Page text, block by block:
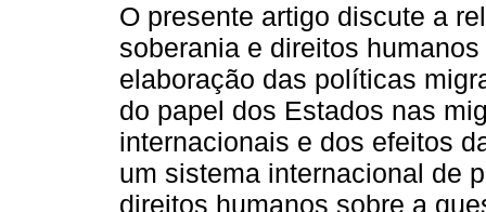
O presente artigo discute a
soberania e direitos
elaboração das políticas
do papel dos Estados nas
internacionais e dos efeitos
um sistema internacional de
direitos humanos sobre a